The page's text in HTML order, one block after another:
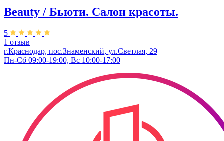
Beauty / Бьюти. Салон красоты.
5
1 отзыв
г.Краснодар, пос.Знаменский, ул.Светлая, 29
Пн-Сб 09:00-19:00, Вс 10:00-17:00